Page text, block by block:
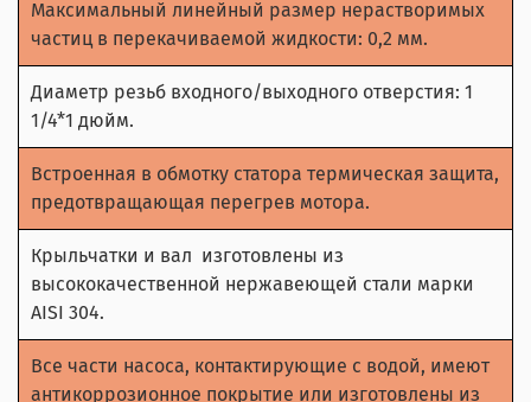
Максимальный линейный размер нерастворимых
частиц в перекачиваемой жидкости: 0,2 мм.
Диаметр резьб входного/выходного отверстия: 1
1/4*1 дюйм.
Встроенная в обмотку статора термическая защита,
предотвращающая перегрев мотора.
Крыльчатки и вал изготовлены из
высококачественной нержавеющей стали марки
AISI 304.
Все части насоса, контактирующие с водой, имеют
антикоррозионное покрытие или изготовлены из